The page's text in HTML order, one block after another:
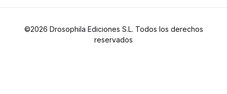
©2026 Drosophila Ediciones S.L. Todos los derechos
reservados